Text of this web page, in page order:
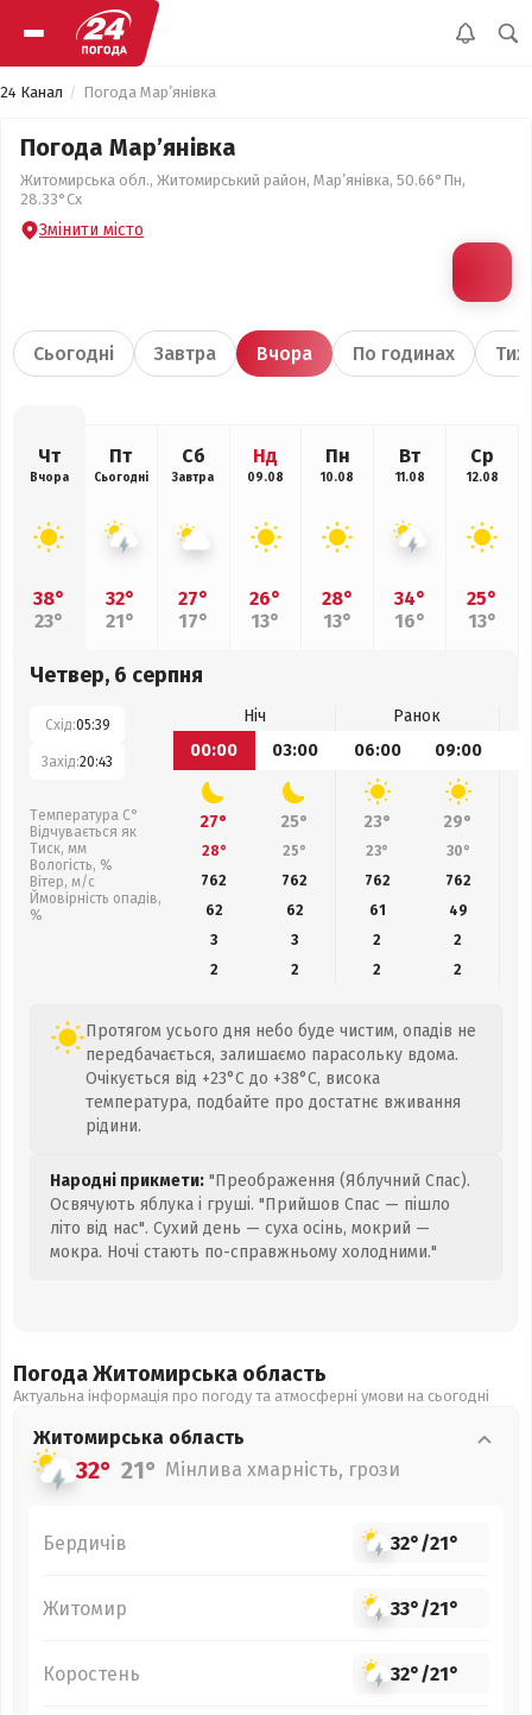
24 Канал Погода Мар’янівка
Погода Мар’янівка
Житомирська обл., Житомирський район, Мар’янівка, 50.66°Пн,
28.33°Сх
Змінити місто
Сьогодні Завтра Вчора По годинах
Чт
Вчора
38°
23°
Пт
Сьогодні
32°
21°
Сб
Завтра
27°
17°
Нд
09.08
26°
13°
Пн
10.08
28°
13°
Вт
11.08
34°
16°
Ср
12.08
25°
13°
Четвер, 6 серпня
Схід:05:39
Захід:20:43
Температура С°
Відчувається як
Тиск, мм
Вологість, %
Вітер, м/с
Ймовірність опадів,
%
Ніч
Ранок
00:00
03:00 06:00 09:00
27° 25° 23° 29°
28° 25° 23° 30°
762
762 762 762
62
62 61 49
3
3 2
2
2
2 2 2
Протягом усього дня небо буде чистим, опадів не
передбачається, залишаємо парасольку вдома.
Очікується від +23°C до +38°C, висока
температура, подбайте про достатнє вживання
рідини.
Народні прикмети: "Преображення (Яблучний Спас).
Освячують яблука і груші. "Прийшов Спас — пішло
літо від нас". Сухий день — суха осінь, мокрий —
мокра. Ночі стають по-справжньому холодними."
Погода Житомирська область
Актуальна інформація про погоду та атмосферні умови на сьогодні
Житомирська область
32° 21° Мінлива хмарність, грози
Бердичів 32°/21°
Житомир 33°/21°
Коростень 32°/21°